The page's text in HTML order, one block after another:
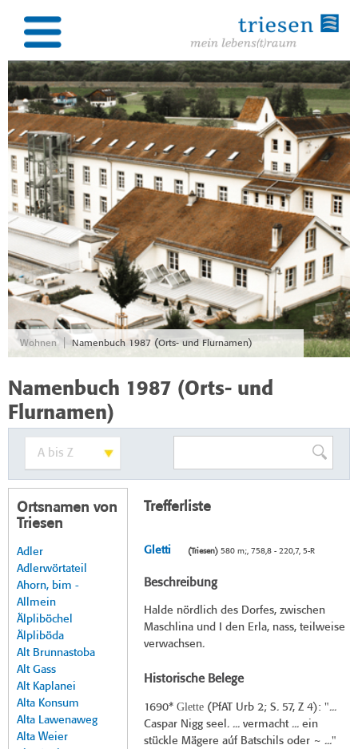
Wohnen | Namenbuch 1987 (Orts- und Flurnamen)
Namenbuch 1987 (Orts- und
Flurnamen)
Ortsnamen von
Triesen
Adler
Adlerwörtateil
Ahorn, bim -
Allmein
Älpliböchel
Älpliböda
Alt Brunnastoba
Alt Gass
Alt Kaplanei
Alta Konsum
Alta Lawenaweg
Alta Weier
Trefferliste
Gletti (Triesen)580 m;, 758,8 - 220,7, 5-R
Beschreibung
Halde nördlich des Dorfes, zwischen
Maschlina und I den Erla, nass, teilweise
verwachsen.
Historische Belege
1690* Glette( PfAT Urb 2; S. 57, Z 4): "...
Caspar Nigg seel. ... vermacht ... ein
stückle Mägere aúf Batschils oder ~ ..."